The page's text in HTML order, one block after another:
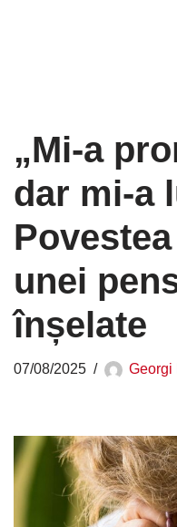
„Mi-a
dar mi-a
unei
înșelate
07/08/2025 Georgi